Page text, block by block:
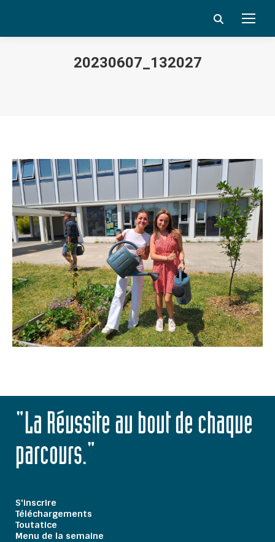
Search:
20230607_132027
"La Réussite au bout de chaque
parcours."
S'inscrire
Téléchargements
Toutatice
Menu de la semaine